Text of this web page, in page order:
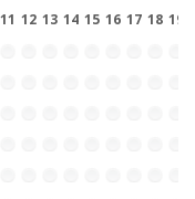
11 12 13 14 15 16 17 18 19